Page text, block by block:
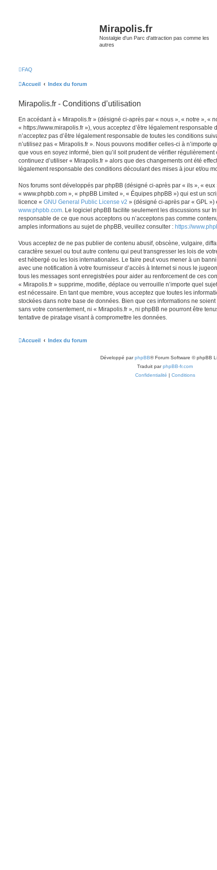
Mirapolis.fr
Nostalgie d'un Parc d'attraction pas comme les
autres
FAQ
Accueil Index du forum
Mirapolis.fr - Conditions d’utilisation
En accédant à « Mirapolis.fr » (désigné ci-après par « nous », « notre », «
« https://www.mirapolis.fr »), vous acceptez d’être légalement responsable
n’acceptez pas d’être légalement responsable de toutes les conditions
n’utilisez pas « Mirapolis.fr ». Nous pouvons modifier celles-ci à n’importe
que vous en soyez informé, bien qu’il soit prudent de vérifier
continuez d’utiliser « Mirapolis.fr » alors que des changements ont été
légalement responsable des conditions découlant des mises à jour et/ou
Nos forums sont développés par phpBB (désigné ci-après par « ils », «
« www.phpbb.com », « phpBB Limited », « Équipes phpBB ») qui est un
licence « GNU General Public License v2 » (désigné ci-après par « GPL
www.phpbb.com . Le logiciel phpBB facilite seulement les discussions sur
responsable de ce que nous acceptons ou n’acceptons pas comme
amples informations au sujet de phpBB, veuillez consulter : https://
Vous acceptez de ne pas publier de contenu abusif, obscène, vulgaire,
caractère sexuel ou tout autre contenu qui peut transgresser les lois de
est hébergé ou les lois internationales. Le faire peut vous mener à un
avec une notification à votre fournisseur d’accès à Internet si nous le
tous les messages sont enregistrées pour aider au renforcement de ces
« Mirapolis.fr » supprime, modifie, déplace ou verrouille n’importe quel
est nécessaire. En tant que membre, vous acceptez que toutes les
stockées dans notre base de données. Bien que ces informations ne
sans votre consentement, ni « Mirapolis.fr », ni phpBB ne pourront être
tentative de piratage visant à compromettre les données.
Accueil Index du forum
Développé parphpBB® Forum Software © phpBB
Traduit parphpBB-fr.com
Confidentialité | Conditions